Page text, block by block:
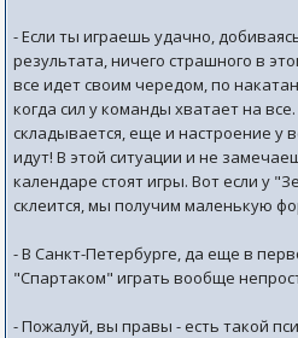
- Если ты играешь удачно,
результата, ничего страшного в
все идет своим чередом, по
когда сил у команды хватает на
складывается, еще и настроение у
идут! В этой ситуации и не
календаре стоят игры. Вот если у
склеится, мы получим маленькую
- В Санкт-Петербурге, да еще в
"Спартаком" играть вообще
- Пожалуй, вы правы - есть такой